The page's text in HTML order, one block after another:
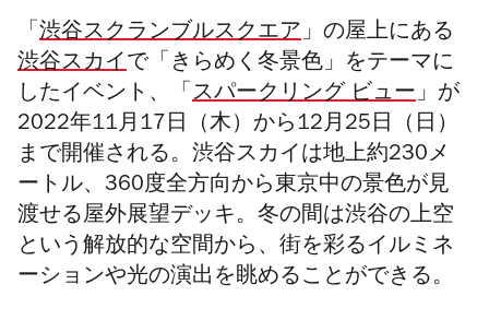
「 渋谷スクランブルスクエア」の屋上にある
渋谷スカイ で「きらめく冬景色」をテーマに
したイベント、「 スパークリング ビュー」が
2022年11月17日（木）から12月25日（日）
まで開催される。渋谷スカイは地上約230メ
ートル、360度全方向から東京中の景色が見
渡せる屋外展望デッキ。冬の間は渋谷の上空
という解放的な空間から、街を彩るイルミネ
ーションや光の演出を眺めることができる。